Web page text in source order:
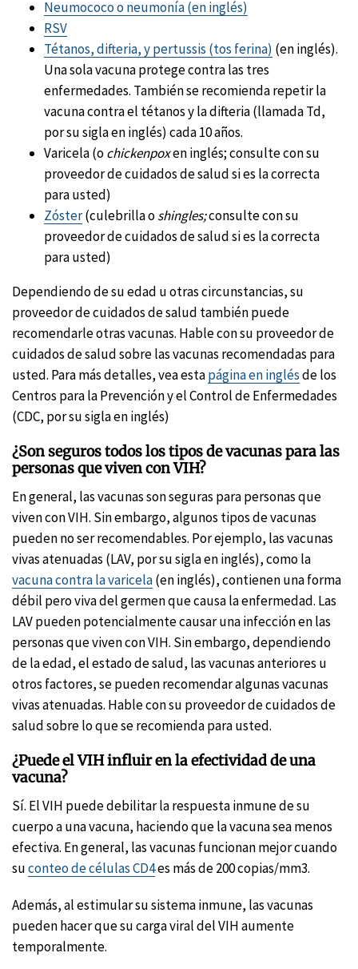
Neumococo o neumonía (en inglés)
RSV
Tétanos, difteria, y pertussis (tos ferina) (en inglés).
Una sola vacuna protege contra las tres
enfermedades. También se recomienda repetir la
vacuna contra el tétanos y la difteria (llamada Td,
por su sigla en inglés) cada 10 años.
Varicela (ochickenpoxen inglés; consulte con su
proveedor de cuidados de salud si es la correcta
para usted)
Zóster(culebrilla oshingles;consulte con su
proveedor de cuidados de salud si es la correcta
para usted)
Dependiendo de su edad u otras circunstancias, su
proveedor de cuidados de salud también puede
recomendarle otras vacunas. Hable con su proveedor de
cuidados de salud sobre las vacunas recomendadas para
usted. Para más detalles, vea estapágina en inglésde los
Centros para la Prevención y el Control de Enfermedades
(CDC, por su sigla en inglés)
¿Son seguros todos los tipos de vacunas para las
personas que viven con VIH?
En general, las vacunas son seguras para personas que
viven con VIH. Sin embargo, algunos tipos de vacunas
pueden no ser recomendables. Por ejemplo, las vacunas
vivas atenuadas (LAV, por su sigla en inglés), como la
vacuna contra la varicela(en inglés), contienen una forma
débil pero viva del germen que causa la enfermedad. Las
LAV pueden potencialmente causar una infección en las
personas que viven con VIH. Sin embargo, dependiendo
de la edad, el estado de salud, las vacunas anteriores u
otros factores, se pueden recomendar algunas vacunas
vivas atenuadas. Hable con su proveedor de cuidados de
salud sobre lo que se recomienda para usted.
¿Puede el VIH influir en la efectividad de una
vacuna?
Sí. El VIH puede debilitar la respuesta inmune de su
cuerpo a una vacuna, haciendo que la vacuna sea menos
efectiva. En general, las vacunas funcionan mejor cuando
suconteo de células CD4es más de 200 copias/mm3.
Además, al estimular su sistema inmune, las vacunas
pueden hacer que su carga viral del VIH aumente
temporalmente.